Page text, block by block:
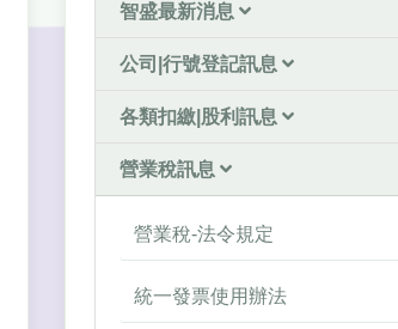
智盛最新消息
公司|行號登記訊息
各類扣繳|股利訊息
營業稅訊息
營業稅-法令規定
統一發票使用辦法